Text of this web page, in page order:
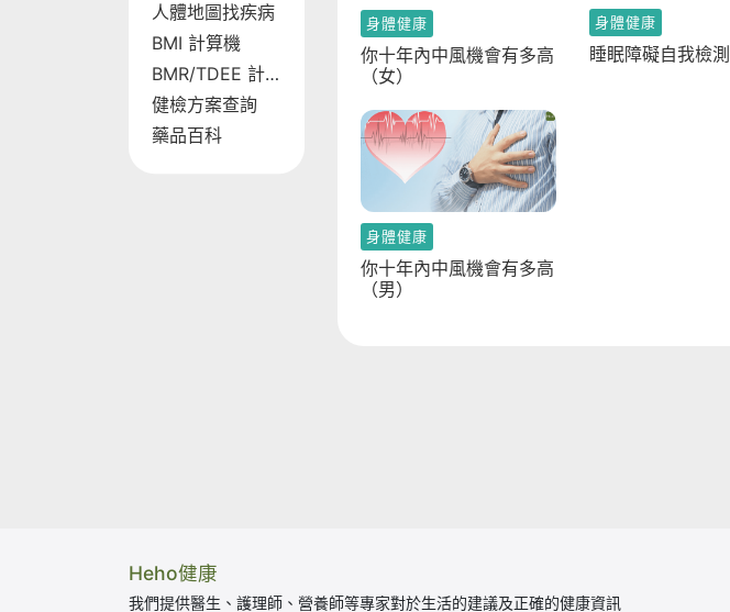
人生
慢性發炎
壓抑
孤獨
糖尿病
睡眠障礙自我檢
測
人體地圖找疾病
BMI 計算機
BMR/TDEE 計
算機
健檢方案查詢
藥品百科
身體健康
你十年內中風機會有多高
（女）
身體健康
睡眠障礙自我檢測
身體健康
你十年內中風機會有多高
（男）
Heho健康
我們提供醫生、護理師、營養師等專家對於生活的建議及正確的健康資訊